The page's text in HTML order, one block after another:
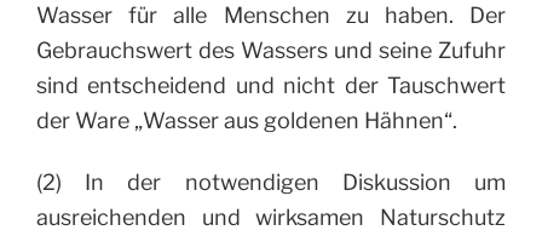
Wasser für alle Menschen zu haben. Der
Gebrauchswert des Wassers und seine Zufuhr
sind entscheidend und nicht der Tauschwert
der Ware „Wasser aus goldenen Hähnen“.
(2) In der notwendigen Diskussion um
ausreichenden und wirksamen Naturschutz